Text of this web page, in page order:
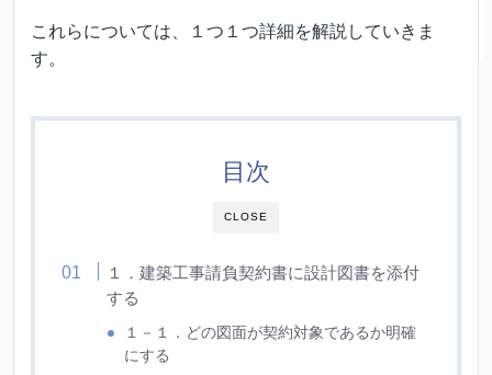
これらについては、１つ１つ詳細を解説していきま
す。
CLOSE
目次
１．建築工事請負契約書に設計図書を添付
する
１－１．どの図面が契約対象であるか明確
にする